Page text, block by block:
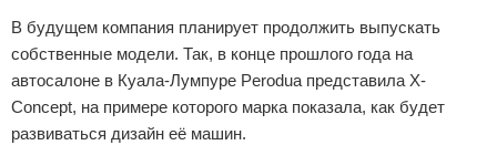
В будущем компания планирует продолжить выпускать
собственные модели. Так, в конце прошлого года на
автосалоне в Куала-Лумпуре Perodua представила X-
Concept, на примере которого марка показала, как будет
развиваться дизайн её машин.